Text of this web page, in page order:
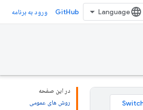
GitHub ورود به برنامه
در این صفحه
روش های عمومی